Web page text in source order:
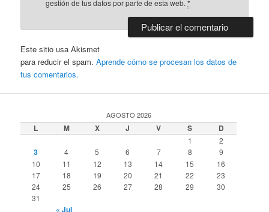
gestión de tus datos por parte de esta web.*
Este sitio usa Akismet
para reducir el spam.Aprende cómo se procesan los datos de
tus comentarios.
AGOSTO 2026
L M X J V S D
1 2
3 4 5 6 7 8
9
10
11 12 13 14 15
16
17
18 19 20 21 22
23
24
25 26 27 28 29
30
31
« Jul